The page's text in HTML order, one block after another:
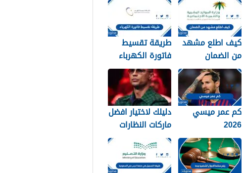
كيف اطلع مشهد
من الضمان
الاجتماعي 1448
طريقة تقسيط
فاتورة الكهرباء
في السعودية
1448 – 2026
كم عمر ميسي
2026
دليلك لاختيار افضل
ماركات النظارات
الشمسية: سر
أناقة نجوم الرياضة
والموضة